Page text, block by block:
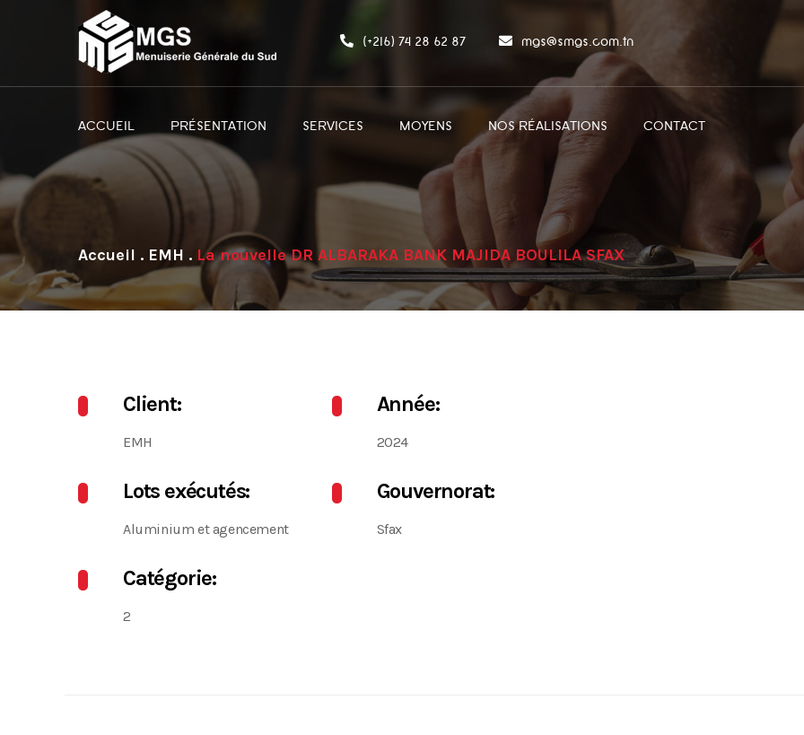
(+216) 74 28 62 87 mgs@smgs.com.tn
ACCUEIL PRÉSENTATION SERVICES MOYENS NOS RÉALISATIONS CONTACT
. EMH . La nouvelle DR ALBARAKA BANK MAJIDA BOULILA SFAX
Client:
EMH
Année:
2024
Lots exécutés:
Aluminium et agencement
Gouvernorat:
Sfax
Catégorie:
2